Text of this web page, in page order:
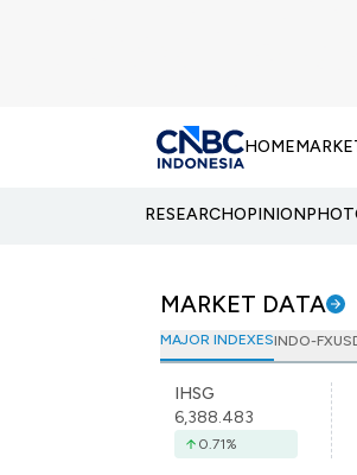
HOME
RESEARCHOPINION
MARKET DATA
MAJOR INDEXESINDO-FX
IHSG
6,388.483
0.71%